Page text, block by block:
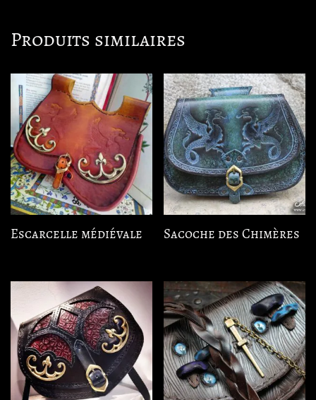
Produits similaires
Escarcelle médiévale Sacoche des Chimères